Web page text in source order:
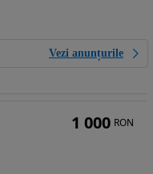
Vezi anunțurile
1 000 RON